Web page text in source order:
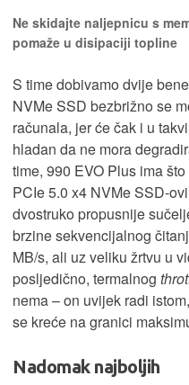
Ne skidajte naljepnicu s
pomaže u disipaciji topline
S time dobivamo dvije
NVMe SSD bezbrižno se
računala, jer će čak i u
hladan da ne mora
time, 990 EVO Plus ima
PCIe 5.0 x4 NVMe SSD-
dvostruko propusnije
brzine sekvencijalnog
MB/s, ali uz veliku žrtvu u
posljedično, termalnog
nema – on uvijek radi
se kreće na granici
Nadomak najboljih